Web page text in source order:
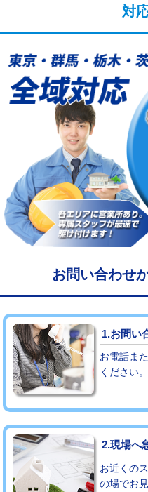
業)
給水管工事※（塩ビ管（VP
用/3ｍまで)
給水管工事※（塩ビ管（VP
用（追加）/3ｍ超え)
給水管工事※（ライニング
管・ポリ管・HT管使用/3ｍま
給水管工事※（ライニング鋼
管・ポリ管・HT管使用/3ｍ
マス交換（土の掘削・埋め
マス交換（深さ50㎝未満）
マス交換（深さ50㎝以上）
コンクリート斫り（厚さ10㎝
コンクリート斫り（厚さ10㎝
モルタル補修（厚さ10㎝まで
モルタル補修（厚さ10㎝超
追加人工
廃棄・処分
対
お問い合わせ
1.お問い
お電話ま
ください。
2.現場へ
お近くの
の場でお